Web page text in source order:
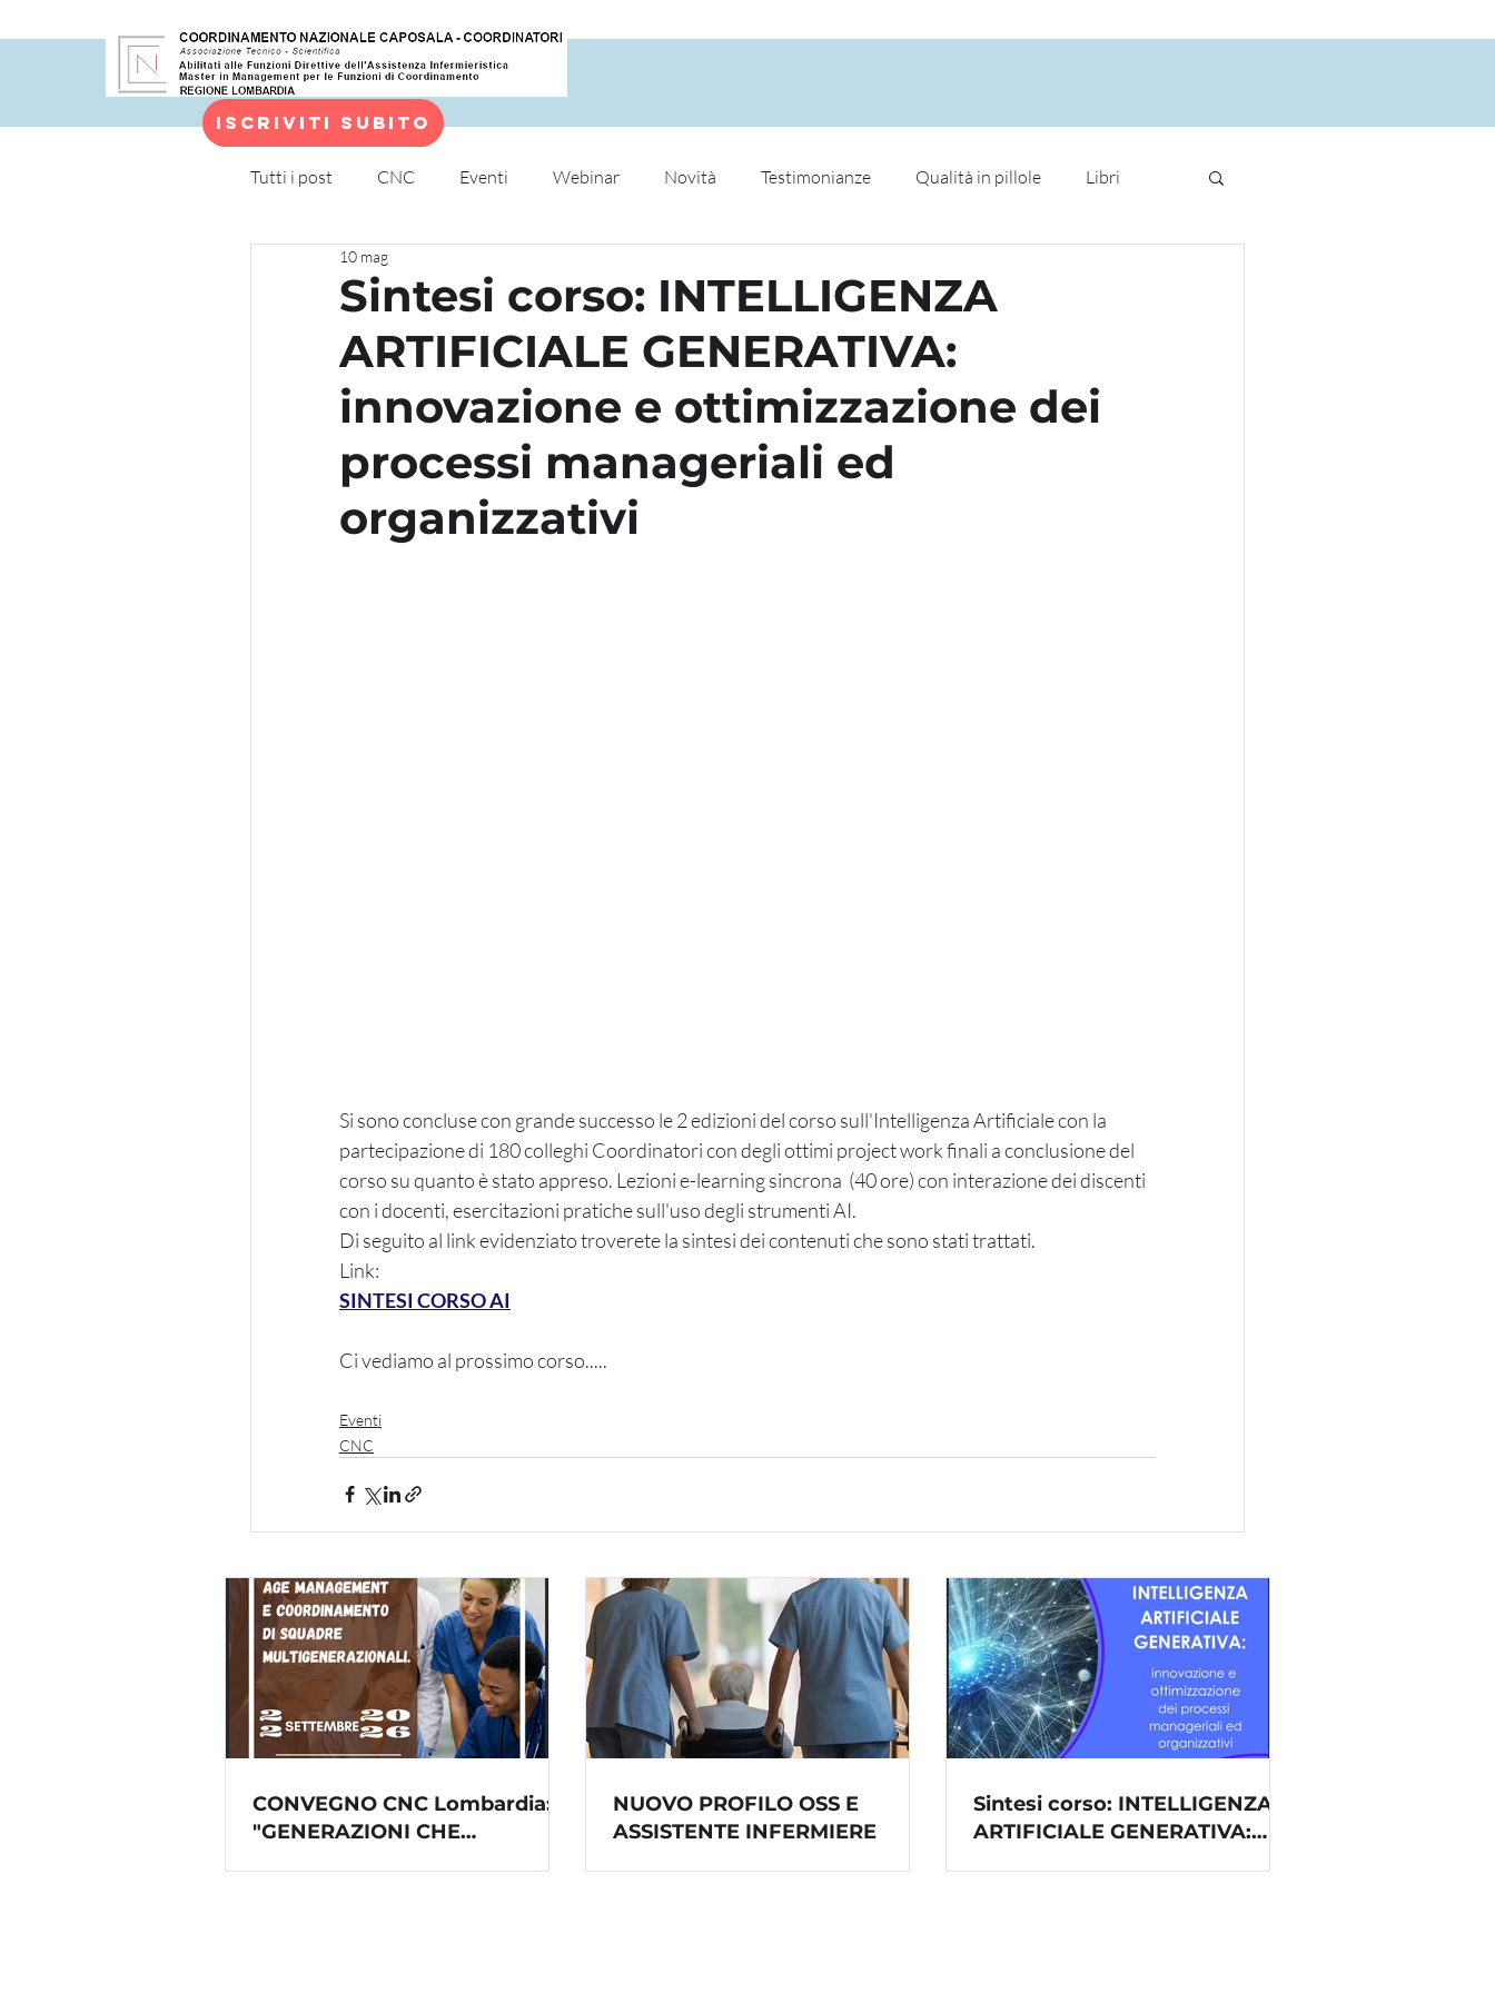
Iscriviti subito
Tutti i post CNC Eventi Webinar Novità Testimonianze Qualità in pillole Libri
Sintesi corso: INTELLIGENZA
ARTIFICIALE GENERATIVA:
innovazione e ottimizzazione dei
processi manageriali ed
organizzativi
10 mag
Si sono concluse con grande successo le 2 edizioni del corso sull'Intelligenza Artificiale con la
partecipazione di 180 colleghi Coordinatori con degli ottimi project work finali a conclusione del
corso su quanto è stato appreso. Lezioni e-learning sincrona  (40 ore) con interazione dei discenti
con i docenti, esercitazioni pratiche sull'uso degli strumenti AI.
Di seguito al link evidenziato troverete la sintesi dei contenuti che sono stati trattati.
Link:
SINTESI CORSO AI
Ci vediamo al prossimo corso.....
Eventi
CNC
CONVEGNO CNC Lombardia:
"GENERAZIONI CHE
NUOVO PROFILO OSS E
ASSISTENTE INFERMIERE
Sintesi corso: INTELLIGENZA
ARTIFICIALE GENERATIVA: